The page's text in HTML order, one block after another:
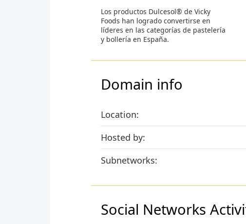
Los productos Dulcesol® de Vicky
Foods han logrado convertirse en
líderes en las categorías de pastelería
y bollería en España.
Domain info
Location:
Hosted by:
Subnetworks:
Social Networks